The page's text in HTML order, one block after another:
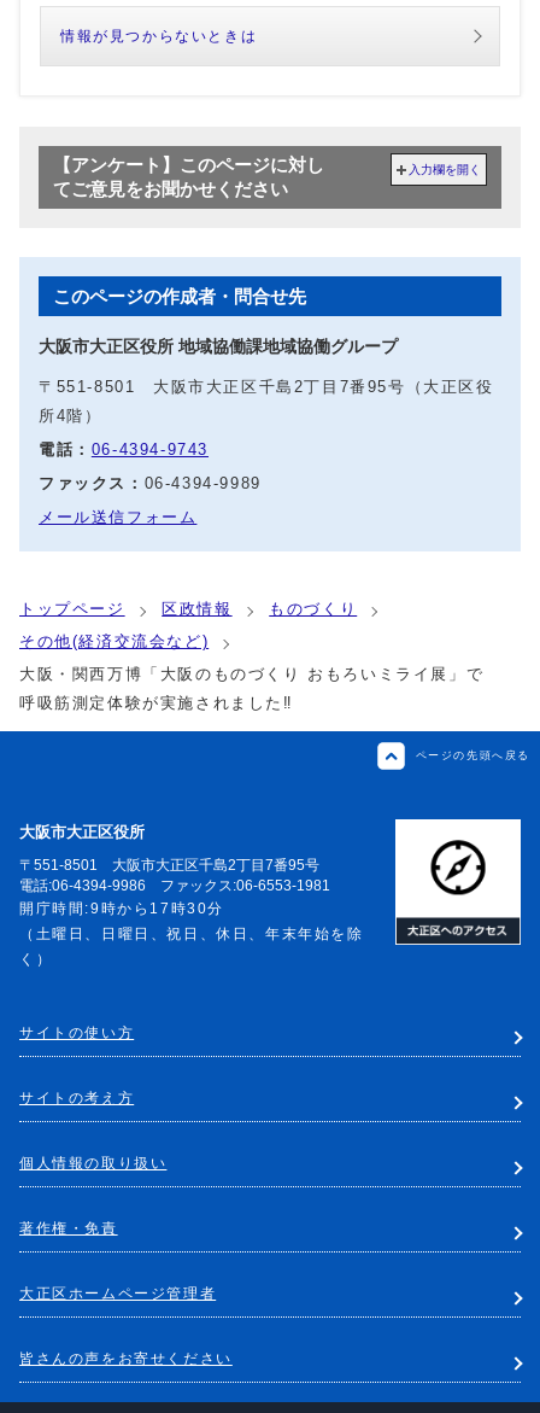
情報が見つからないときは
【アンケート】このページに対し
てご意見をお聞かせください
入力欄を開く
このページの作成者・問合せ先
大阪市大正区役所 地域協働課地域協働グループ
〒551-8501 大阪市大正区千島2丁目7番95号（大正区役
所4階）
電話： 06-4394-9743
ファックス： 06-4394-9989
メール送信フォーム
トップページ 区政情報
ものづくり
その他(経済交流会など)
大阪・関西万博「大阪のものづくり おもろいミライ展」で
呼吸筋測定体験が実施されました‼
ページの先頭へ戻る
大阪市大正区役所
〒551-8501 大阪市大正区千島2丁目7番95号
電話:06-4394-9986 ファックス:06-6553-1981
開庁時間:9時から17時30分
（土曜日、日曜日、祝日、休日、年末年始を除
く）
サイトの使い方
サイトの考え方
個人情報の取り扱い
著作権・免責
大正区ホームページ管理者
皆さんの声をお寄せください